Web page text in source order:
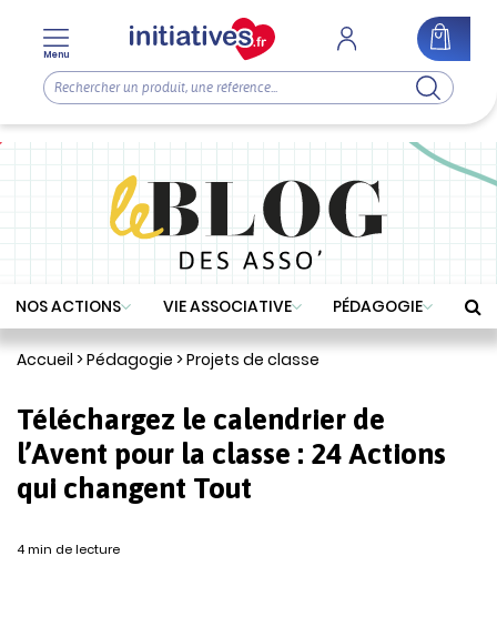
NOS ACTIONS VIE ASSOCIATIVE PÉDAGOGIE
Accueil >Pédagogie >Projets de classe
Téléchargez le calendrier de
l’Avent pour la classe : 24 Actions
qui changent Tout
4 min de lecture
Menu